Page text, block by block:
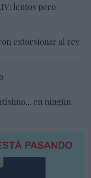
lentos pero
extorsionar al rey
en ningún